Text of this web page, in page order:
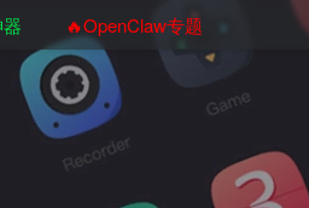
🔥OpenClaw专题